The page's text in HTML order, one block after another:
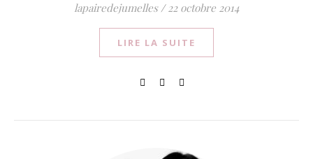
lapairedejumelles / 22 octobre 2014
LIRE LA SUITE